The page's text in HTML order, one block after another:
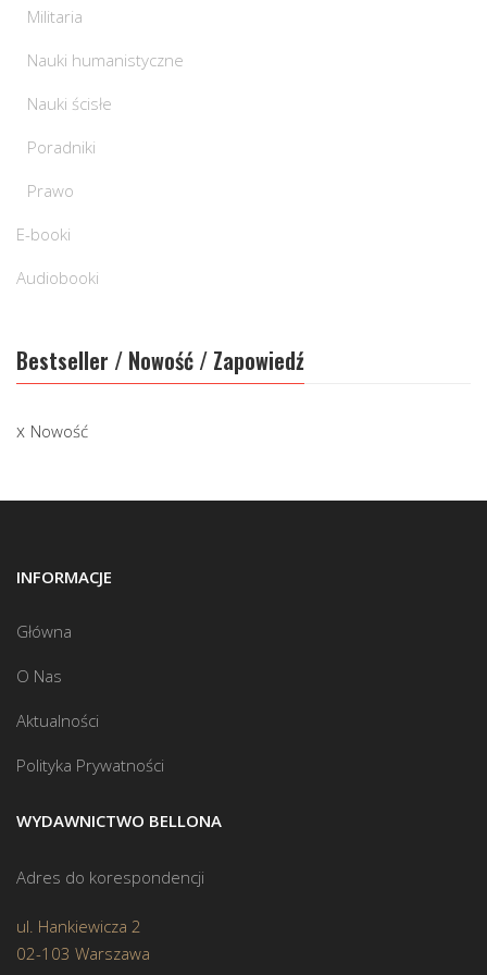
Militaria
Nauki humanistyczne
Nauki ścisłe
Poradniki
Prawo
E-booki
Audiobooki
Bestseller / Nowość / Zapowiedź
Nowość
INFORMACJE
Główna
O Nas
Aktualności
Polityka Prywatności
WYDAWNICTWO BELLONA
Adres do korespondencji
ul. Hankiewicza 2
02-103 Warszawa